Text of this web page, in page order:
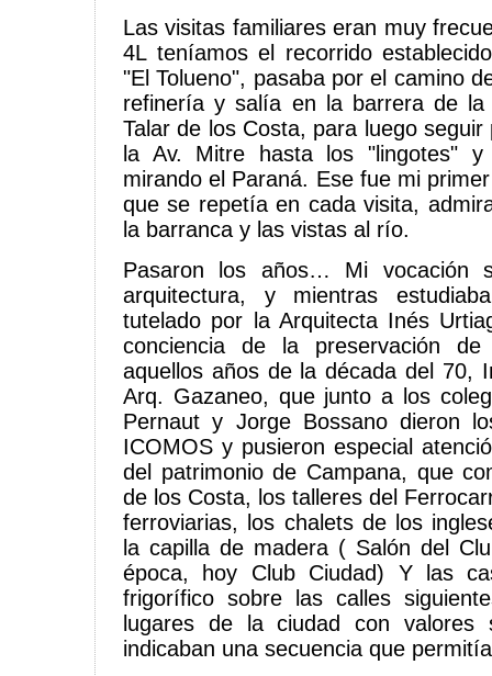
Las visitas familiares eran muy
4L teníamos el recorrido
"El Tolueno", pasaba por el camino
refinería y salía en la barrera de la
Talar de los Costa, para luego
la Av. Mitre hasta los "lingotes"
mirando el Paraná. Ese fue mi
que se repetía en cada visita,
la barranca y las vistas al río.
Pasaron los años… Mi vocación
arquitectura, y mientras
tutelado por la Arquitecta Inés
conciencia de la preservación
aquellos años de la década del 70,
Arq. Gazaneo, que junto a los
Pernaut y Jorge Bossano dieron
ICOMOS y pusieron especial
del patrimonio de Campana, que
de los Costa, los talleres del
ferroviarias, los chalets de los
la capilla de madera ( Salón del
época, hoy Club Ciudad) Y las
frigorífico sobre las calles
lugares de la ciudad con valores
indicaban una secuencia que